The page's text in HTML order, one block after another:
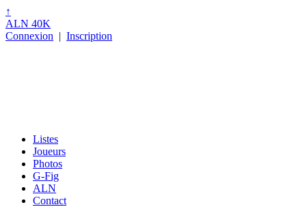
↑
ALN 40K
Connexion | Inscription
Listes
Joueurs
Photos
G-Fig
ALN
Contact